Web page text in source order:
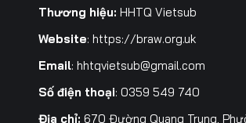
259
266
Thương hiệu: HHTQ Vietsub
Website: https://braw.org.uk
Email: hhtqvietsub@gmail.com
Số điện thoại: 0359 549 740
Địa chỉ: 670 Đường Quang Trung,